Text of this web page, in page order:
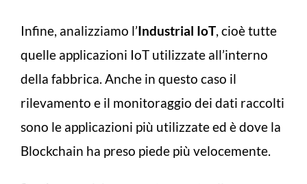
Infine, analizziamo l’Industrial IoT, cioè tutte
quelle applicazioni IoT utilizzate all’interno
della fabbrica. Anche in questo caso il
rilevamento e il monitoraggio dei dati raccolti
sono le applicazioni più utilizzate ed è dove la
Blockchain ha preso piede più velocemente.